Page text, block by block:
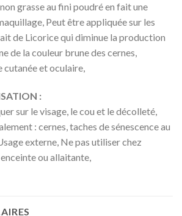
grasse au fini poudré en fait une
Peut être appliquée sur les
de Licorice qui diminue la production
de la couleur brune des cernes,
cutanée et oculaire,
:
sur le visage, le cou et le décolleté,
: cernes, taches de sénescence au
externe, Ne pas utiliser chez
ou allaitante,